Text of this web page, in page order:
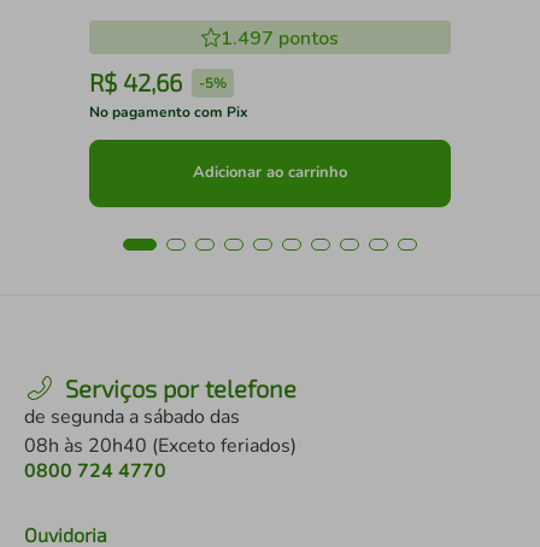
1.497 pontos
R$ 42,66 -5%
No pagamento com Pix
Adicionar ao carrinho
Serviços por telefone
de segunda a sábado das
08h às 20h40 (Exceto feriados)
0800 724 4770
Ouvidoria